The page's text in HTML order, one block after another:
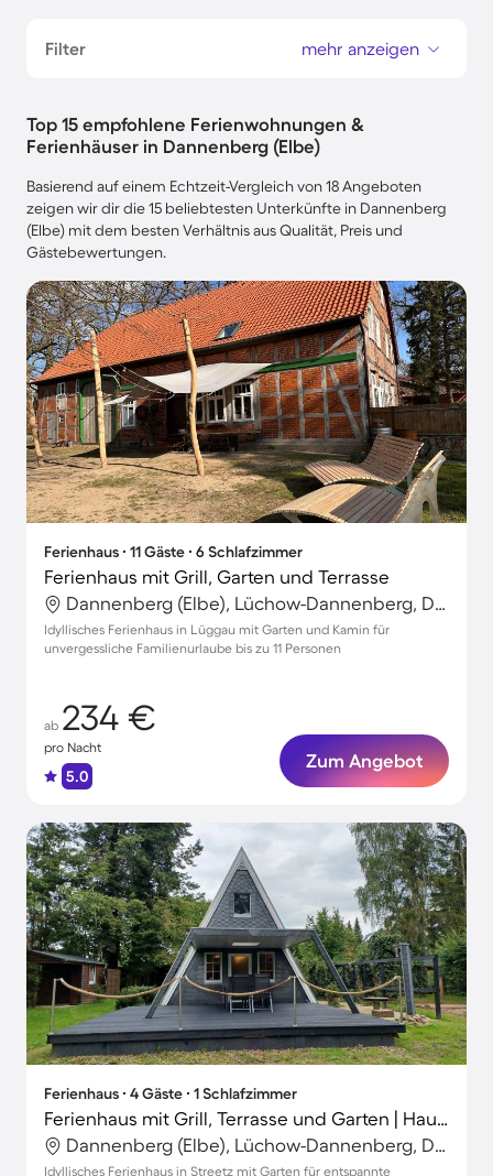
Filter mehr anzeigen
Top 15 empfohlene Ferienwohnungen &
Ferienhäuser in Dannenberg (Elbe)
Basierend auf einem Echtzeit-Vergleich von 18 Angeboten
zeigen wir dir die 15 beliebtesten Unterkünfte in Dannenberg
(Elbe) mit dem besten Verhältnis aus Qualität, Preis und
Gästebewertungen.
Ferienhaus ∙ 11 Gäste ∙ 6 Schlafzimmer
Ferienhaus mit Grill, Garten und Terrasse
Dannenberg (Elbe), Lüchow-Dannenberg, Deutschland
Idyllisches Ferienhaus in Lüggau mit Garten und Kamin für
unvergessliche Familienurlaube bis zu 11 Personen
ab 234 €
pro Nacht
5.0
Zum Angebot
Ferienhaus ∙ 4 Gäste ∙ 1 Schlafzimmer
Ferienhaus mit Grill, Terrasse und Garten | Haustierfreundlich
Dannenberg (Elbe), Lüchow-Dannenberg, Deutschland
Idyllisches Ferienhaus in Streetz mit Garten für entspannte